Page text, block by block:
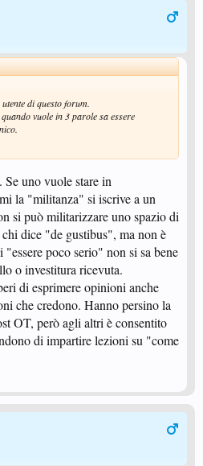
di questo forum.
vuole in 3 parole sa essere
uno vuole stare in
la "militanza" si iscrive a un
si può militarizzare uno spazio di
dice "de gustibus", ma non è
poco serio" non si sa bene
o investitura ricevuta.
di esprimere opinioni anche
che credono. Hanno persino la
OT, però agli altri è consentito
di impartire lezioni su "come